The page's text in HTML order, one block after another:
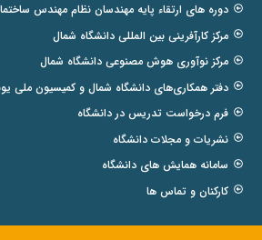
دوره های ارتقاء پایه مهندسان نظام مهندس
مرکز کارآفرینی بین المللی دانشگاه شمال
مرکز نوآوری هوش مصنوعی دانشگاه شمال
دفتر همکاری‌های دانشگاه شمال و کمیسیون ملی
فرم درخواست تدریس در دانشگاه
نشریات و مجلات دانشگاه
سامانه همایش های دانشگاه
کارکنان و تماس ها